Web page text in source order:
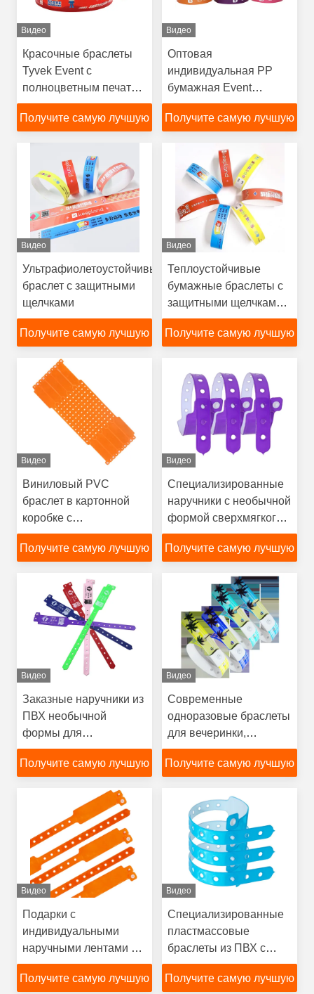
Видео
Красочные браслеты
Tyvek Event с
полноцветным печатью
водонепроницаемые
устойчивые к потному
Получите самую лучшую
Видео
Оптовая
индивидуальная PP
бумажная Event
браслеты с логотипом
шаблона слово штрих-
подарок браслет
Получите самую лучшую
цену
Видео
Ультрафиолетоустойчивый
браслет с защитными
щелчками
Получите самую лучшую
Видео
Теплоустойчивые
бумажные браслеты с
защитными щелчками
для мероприятий
Получите самую лучшую
Видео
Виниловый PVC
браслет в картонной
коробке с
неправильной формой
Получите самую лучшую
цену
Видео
Специализированные
наручники с необычной
формой сверхмягкого
ПВХ для украшения
Получите самую лучшую
цену
Видео
Заказные наручники из
ПВХ необычной
формы для
мероприятий
Получите самую лучшую
Видео
Современные
одноразовые браслеты
для вечеринки,
бассейна, концерта,
больницы и т.д.
Получите самую лучшую
Видео
Подарки с
индивидуальными
наручными лентами из
ПВХ с логотипом
Получите самую лучшую
Видео
Специализированные
пластмассовые
браслеты из ПВХ с
сертификатом SGS
Получите самую лучшую